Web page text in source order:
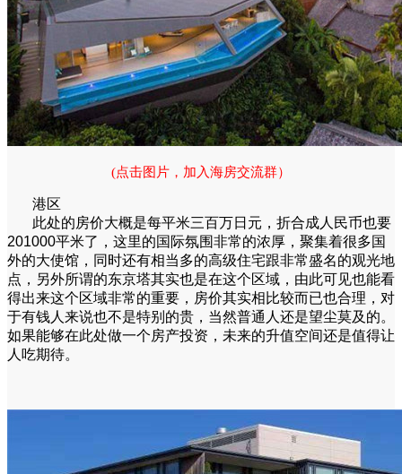
(点击图片，加入海房交流群）
港区
此处的房价大概是每平米三百万日元，折合成人民币也要
201000平米了，这里的国际氛围非常的浓厚，聚集着很多国
外的大使馆，同时还有相当多的高级住宅跟非常盛名的观光地
点，另外所谓的东京塔其实也是在这个区域，由此可见也能看
得出来这个区域非常的重要，房价其实相比较而已也合理，对
于有钱人来说也不是特别的贵，当然普通人还是望尘莫及的。
如果能够在此处做一个房产投资，未来的升值空间还是值得让
人吃期待。